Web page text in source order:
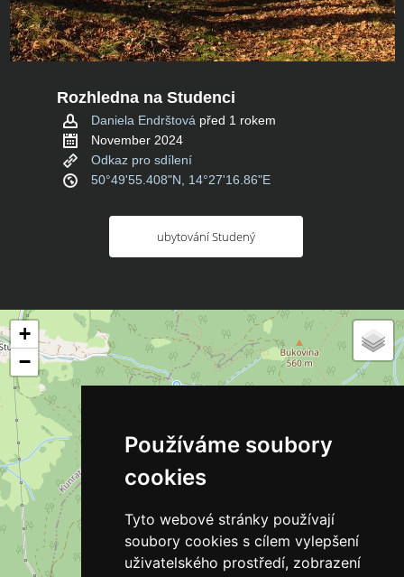
Používáme soubory
cookies
Tyto webové stránky používají
soubory cookies s cílem vylepšení
uživatelského prostředí, zobrazení
Rozhledna na Studenci
Daniela Endrštová před 1 rokem
November 2024
Odkaz pro sdílení
50°49'55.408"N, 14°27'16.86"E
ubytování Studený
+
−